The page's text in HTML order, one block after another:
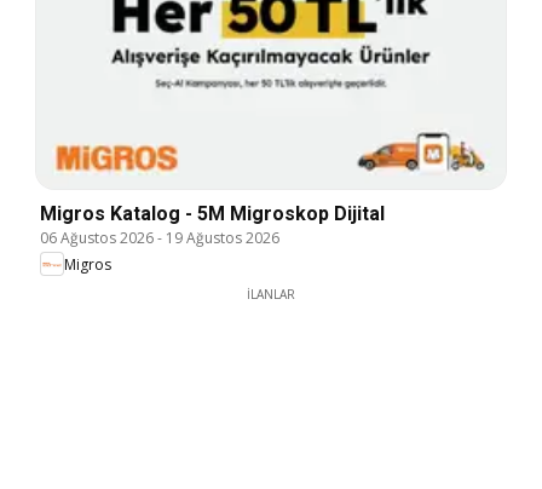
Migros Katalog - 5M Migroskop Dijital
06 Ağustos 2026- 19 Ağustos 2026
Migros
İLANLAR